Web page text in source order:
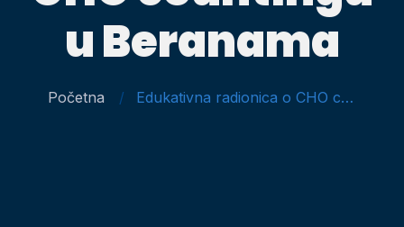
u Beranama
Početna Edukativna radionica o CHO countingu u Beranama